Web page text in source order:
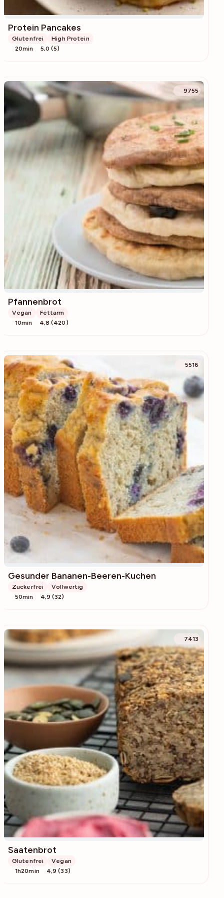
Protein Pancakes
Glutenfrei
High Protein
20min
5,0 (5)
9755
Pfannenbrot
Vegan
Fettarm
10min
4,8 (420)
5516
Gesunder Bananen-Beeren-Kuchen
Zuckerfrei
Vollwertig
50min
4,9 (32)
7413
Saatenbrot
Glutenfrei
Vegan
1h20min
4,9 (33)